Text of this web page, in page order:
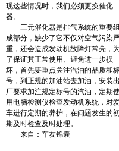
现这些情况时，我们必须更换催化
器。
三元催化器是排气系统的重要组
成部分，缺少了它不仅对空气污染
重，还会造成发动机故障灯常亮，为
了保证其正常使用、避免进一步损
坏，首先要重点关注汽油的品质和
号，到正规的加油站去加油，安装出
厂要求加注规定标号的汽油，定期使
用电脑检测仪检查发动机系统，对
车进行定期的养护，在问题发生的初
期及时检查及时处理。
来自：车友锦囊